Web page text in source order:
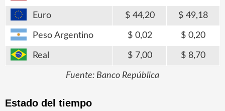
Euro 44,20 49,18
Peso Argentino 0,02 0,20
Real 7,00 8,70
Fuente: Banco República
Estado del tiempo